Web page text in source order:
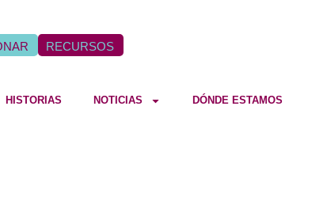
RECURSOS
HISTORIAS NOTICIAS DÓNDE ESTAMOS